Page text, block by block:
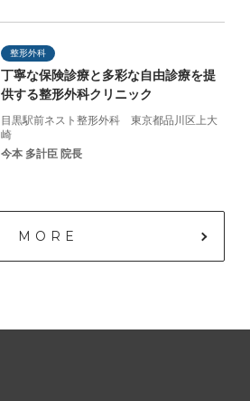
整形外科
丁寧な保険診療と多彩な自由診療を提
供する整形外科クリニック
目黒駅前ネスト整形外科 東京都品川区上大
崎
今本 多計臣 院長
MORE